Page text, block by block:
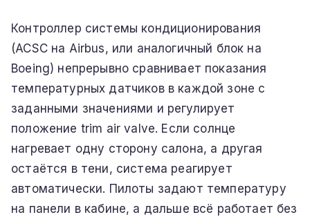
Контроллер системы кондиционирования
(ACSC на Airbus, или аналогичный блок на
Boeing) непрерывно сравнивает показания
температурных датчиков в каждой зоне с
заданными значениями и регулирует
положение trim air valve. Если солнце
нагревает одну сторону салона, а другая
остаётся в тени, система реагирует
автоматически. Пилоты задают температуру
на панели в кабине, а дальше всё работает без